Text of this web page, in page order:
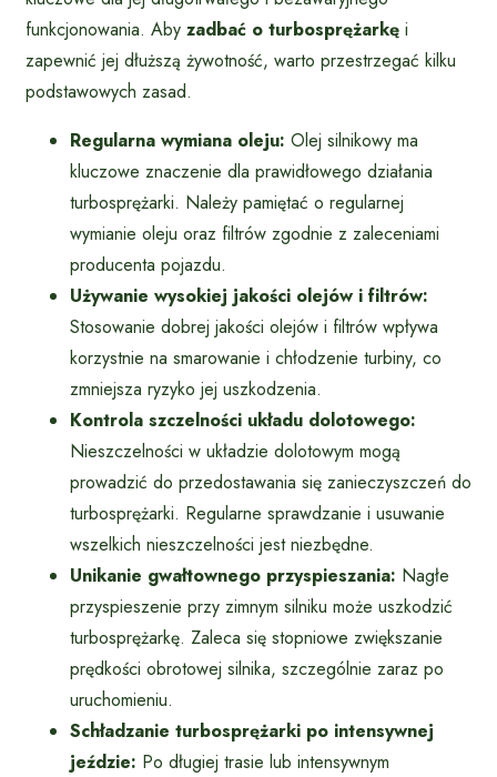
funkcjonowania. Aby zadbać o turbosprężarkę i
zapewnić jej dłuższą żywotność, warto przestrzegać kilku
podstawowych zasad.
Regularna wymiana oleju: Olej silnikowy ma
kluczowe znaczenie dla prawidłowego działania
turbosprężarki. Należy pamiętać o regularnej
wymianie oleju oraz filtrów zgodnie z zaleceniami
producenta pojazdu.
Używanie wysokiej jakości olejów i filtrów:
Stosowanie dobrej jakości olejów i filtrów wpływa
korzystnie na smarowanie i chłodzenie turbiny, co
zmniejsza ryzyko jej uszkodzenia.
Kontrola szczelności układu dolotowego:
Nieszczelności w układzie dolotowym mogą
prowadzić do przedostawania się zanieczyszczeń do
turbosprężarki. Regularne sprawdzanie i usuwanie
wszelkich nieszczelności jest niezbędne.
Unikanie gwałtownego przyspieszania: Nagłe
przyspieszenie przy zimnym silniku może uszkodzić
turbosprężarkę. Zaleca się stopniowe zwiększanie
prędkości obrotowej silnika, szczególnie zaraz po
uruchomieniu.
Schładzanie turbosprężarki po intensywnej
jeździe: Po długiej trasie lub intensywnym